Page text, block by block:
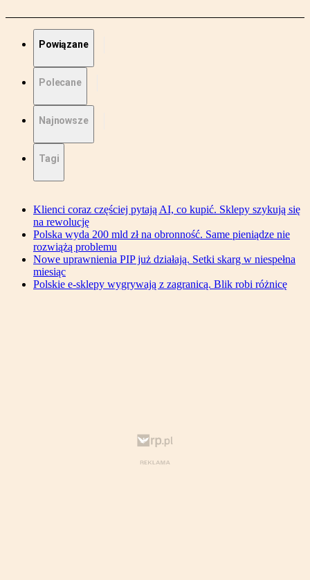
Powiązane
Polecane
Najnowsze
Tagi
Klienci coraz częściej pytają AI, co kupić. Sklepy szykują się
na rewolucję
Polska wyda 200 mld zł na obronność. Same pieniądze nie
rozwiążą problemu
Nowe uprawnienia PIP już działają. Setki skarg w niespełna
miesiąc
Polskie e-sklepy wygrywają z zagranicą. Blik robi różnicę